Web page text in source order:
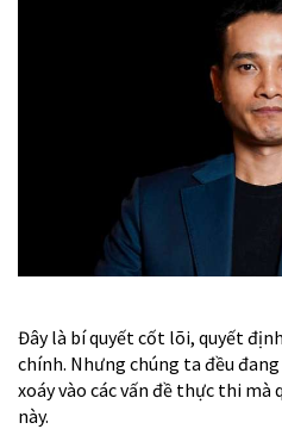
Đây là bí quyết cốt lõi, quyết
chính. Nhưng chúng ta đều
xoáy vào các vấn đề thực thi mà
này.